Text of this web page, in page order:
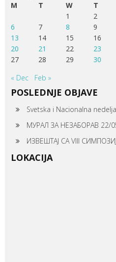
M
T W T
1
2
6
7 8 9
13
14 15 16
20
21 22 23
27
28 29 30
« Dec
Feb »
POSLEDNJE OBJAVE
Svetska i Nacionalna
МУРАЛ ЗА НЕЗАБОРАВ 22/
ИЗВЕШТАЈ СА VIII
LOKACIJA